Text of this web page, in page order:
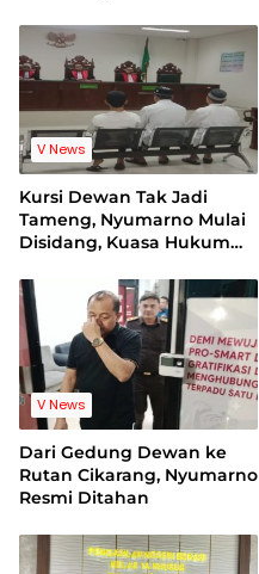
Bersih
V News
Kursi Dewan Tak Jadi
Tameng, Nyumarno Mulai
Disidang, Kuasa Hukum
Hukum Bebas Intervensi
V News
Dari Gedung Dewan ke
Rutan Cikarang, Nyumarno
Resmi Ditahan